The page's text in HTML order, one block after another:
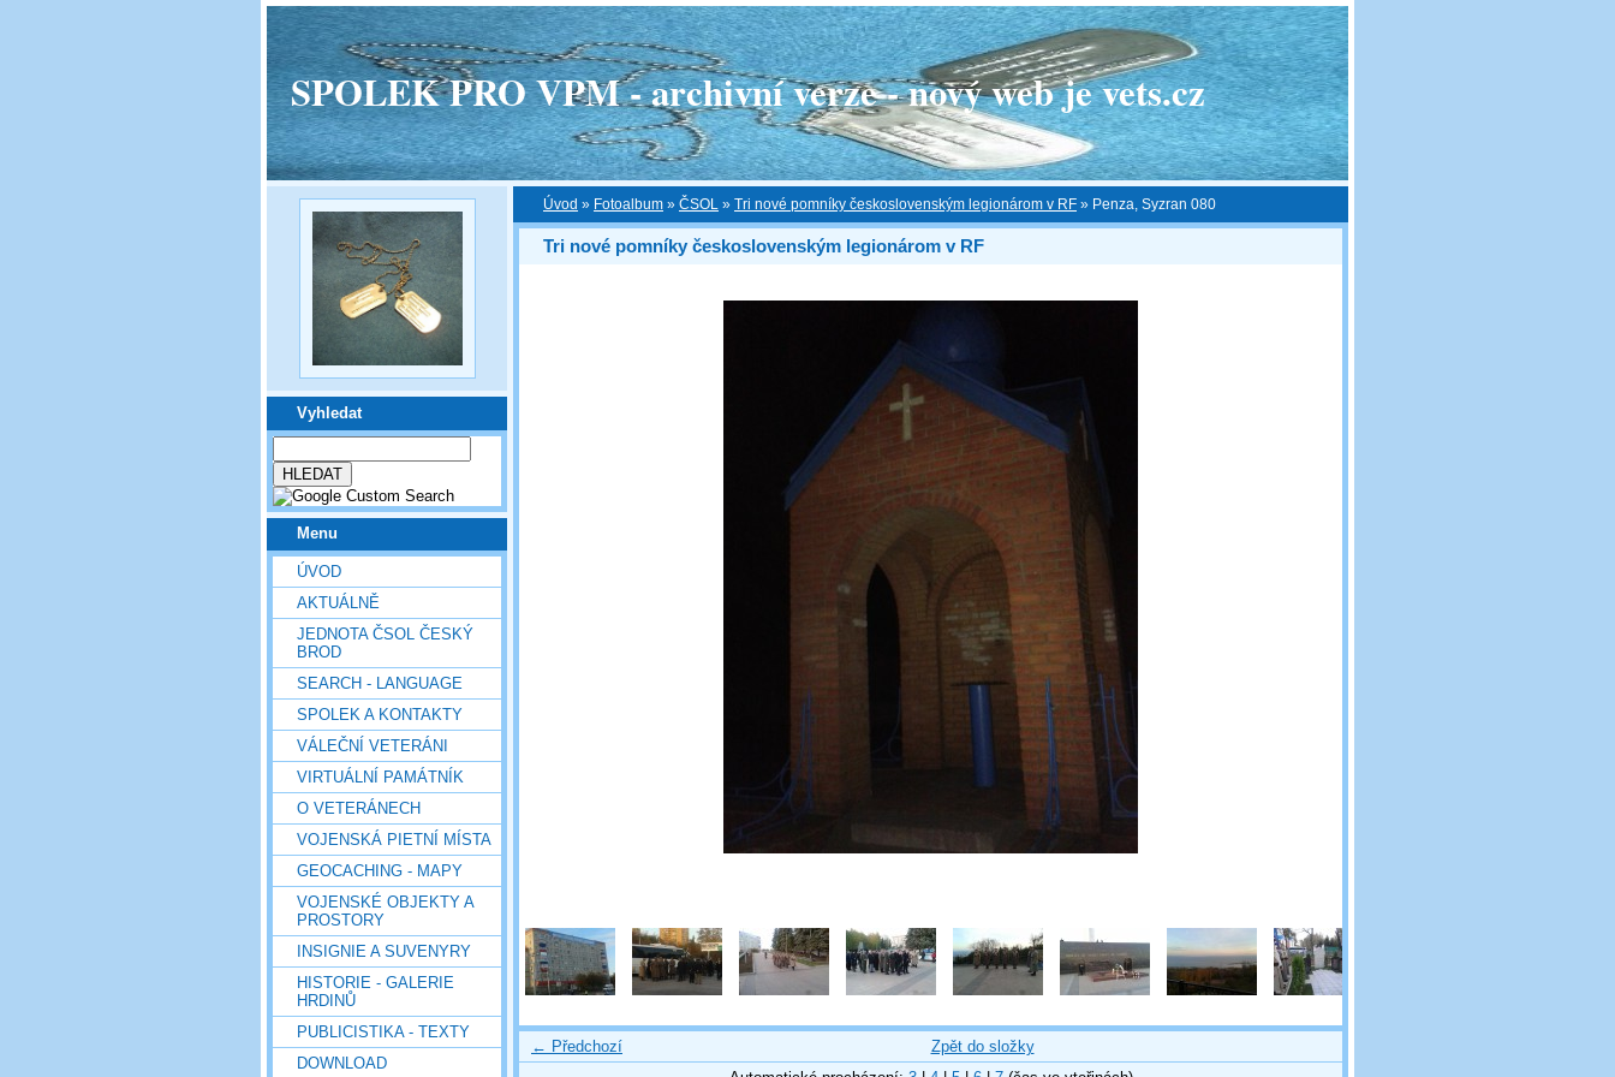
SPOLEK PRO VPM - archivní verze - nový web je vets.cz
Vyhledat
Menu
ÚVOD
AKTUÁLNĚ
JEDNOTA ČSOL ČESKÝ
BROD
SEARCH - LANGUAGE
SPOLEK A KONTAKTY
VÁLEČNÍ VETERÁNI
VIRTUÁLNÍ PAMÁTNÍK
O VETERÁNECH
VOJENSKÁ PIETNÍ MÍSTA
GEOCACHING - MAPY
VOJENSKÉ OBJEKTY A
PROSTORY
INSIGNIE A SUVENYRY
HISTORIE - GALERIE
HRDINŮ
PUBLICISTIKA - TEXTY
DOWNLOAD
Úvod » Fotoalbum » ČSOL » Tri nové pomníky československým legionárom v RF » Penza, Syzran 080
Tri nové pomníky československým legionárom v RF
← Předchozí
Zpět do složky